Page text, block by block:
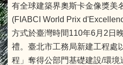
有全球建築界奧斯卡金像獎美
(FIABCI World Prix
方式於臺灣時間110年6月2日
禮。臺北市工務局新建工程處
程」奪得公部門基礎建設/環境